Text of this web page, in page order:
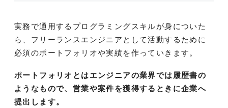
実務で通用するプログラミングスキルが身についた
ら、フリーランスエンジニアとして活動するために
必須のポートフォリオや実績を作っていきます。
ポートフォリオとはエンジニアの業界では履歴書の
ようなもので、営業や案件を獲得するときに企業へ
提出します。